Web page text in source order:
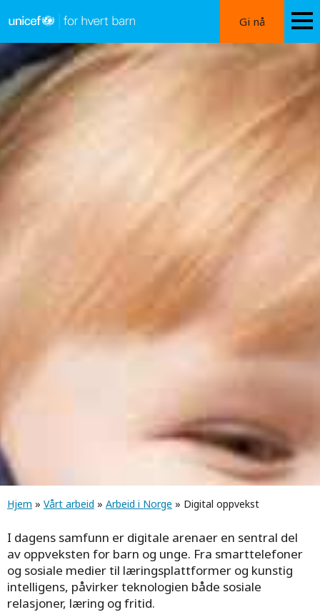
til
hovedinnhold
Gi nå
Digital
oppvekst
Navigasjonssti
Hjem » Vårt arbeid » Arbeid i Norge » Digital oppvekst
I dagens samfunn er digitale arenaer en sentral del
av oppveksten for barn og unge. Fra smarttelefoner
og sosiale medier til læringsplattformer og kunstig
intelligens, påvirker teknologien både sosiale
relasjoner, læring og fritid.